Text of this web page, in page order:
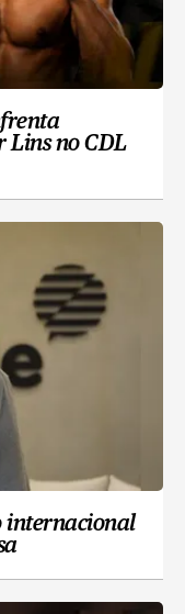
no CDL
internacional